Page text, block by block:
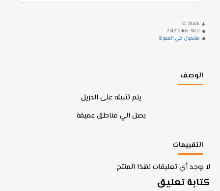
Stock:
56
SKU:
231212466
مشمول في العمولة
الوصف
يتم تثبيته على الدريل
يصل الي مناطق عميقة
التقييمات
لا يوجد أي تعليقات لهذا المنتج.
كتابة تعليق